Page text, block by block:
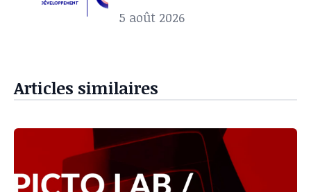
5 août 2026
Articles similaires